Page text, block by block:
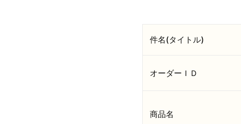
件名(タイトル)
オーダーＩＤ
商品名